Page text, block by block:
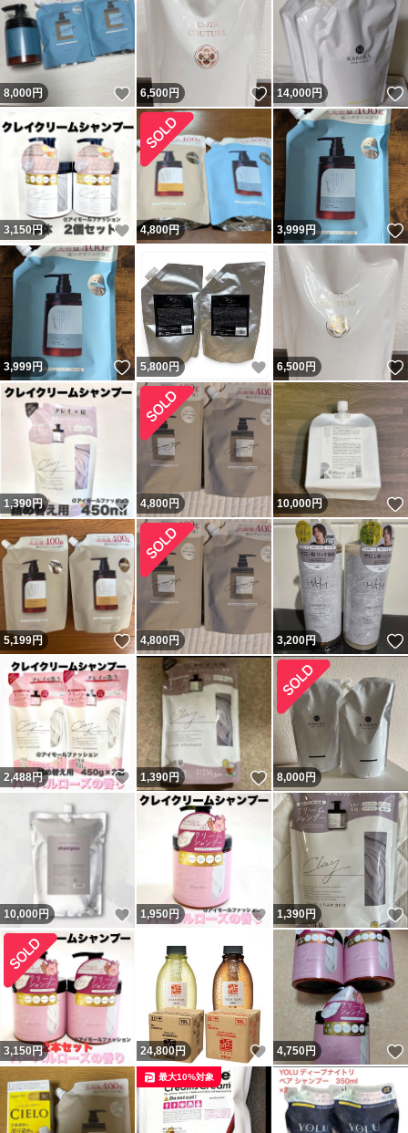
8,000円 いいね！
6,500円 いいね！
14,000円
3,150円 いいね！
4,800円 3,999円
3,999円 いいね！
5,800円 いいね！
6,500円
1,390円 いいね！
4,800円 10,000円
5,199円 いいね！
4,800円 3,200円
2,488円 いいね！
1,390円 いいね！
8,000円
10,000円 いいね！
1,950円 いいね！
1,390円
3,150 円 24,800円 いいね！
4,750円
最大10%対象